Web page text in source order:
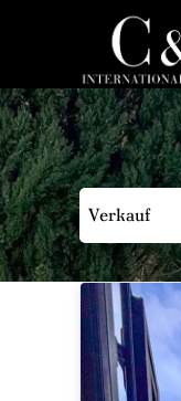
Verkauf